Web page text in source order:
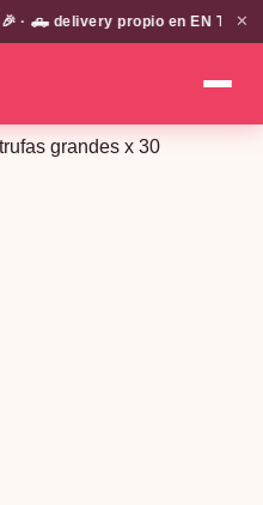
delivery propio en EN TODA LA
✕
grandes x 30